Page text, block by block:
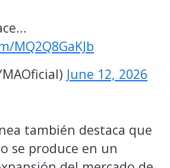
MQ2Q8GaKJb
June 12, 2026
también destaca que
se produce en un